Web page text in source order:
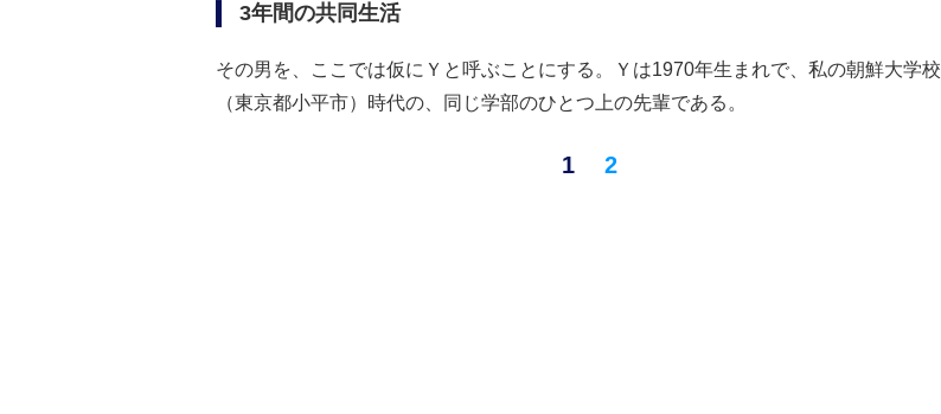
3年間の共同生活
その男を、ここでは仮にＹと呼ぶことにする。Ｙは1970年生まれで、私の朝鮮大学校
（東京都小平市）時代の、同じ学部のひとつ上の先輩である。
1 2